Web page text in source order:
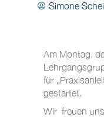
Simone
Am Montag,
für
gestartet.
Wir freuen